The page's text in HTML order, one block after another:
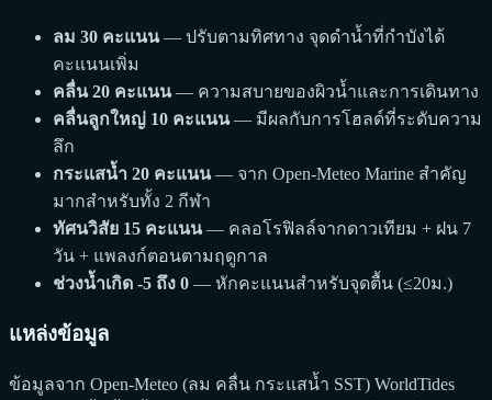
ลม 30 คะแนน— ปรับตามทิศทาง จุดดำน้ำที่กำบังได้
คะแนนเพิ่ม
คลื่น 20 คะแนน— ความสบายของผิวน้ำและการเดินทาง
คลื่นลูกใหญ่ 10 คะแนน— มีผลกับการโฮลด์ที่ระดับความ
ลึก
กระแสน้ำ 20 คะแนน— จาก Open-Meteo Marine สำคัญ
มากสำหรับทั้ง 2 กีฬา
ทัศนวิสัย 15 คะแนน— คลอโรฟิลล์จากดาวเทียม + ฝน 7
วัน + แพลงก์ตอนตามฤดูกาล
ช่วงน้ำเกิด -5 ถึง 0 — หักคะแนนสำหรับจุดตื้น (≤20ม.)
แหล่งข้อมูล
ข้อมูลจาก Open-Meteo (ลม คลื่น กระแสน้ำ SST) WorldTides